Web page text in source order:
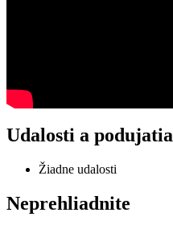
Udalosti a podujatia
Žiadne udalosti
Neprehliadnite